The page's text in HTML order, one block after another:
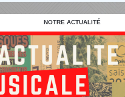
NOTRE ACTUALITÉ